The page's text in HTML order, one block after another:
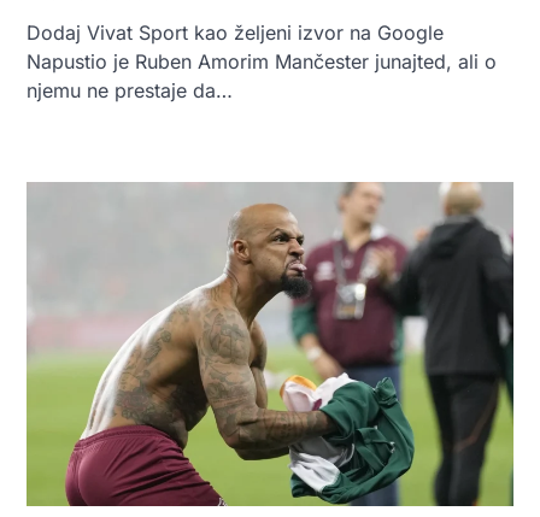
Dodaj Vivat Sport kao željeni izvor na Google
Napustio je Ruben Amorim Mančester junajted, ali o
njemu ne prestaje da…